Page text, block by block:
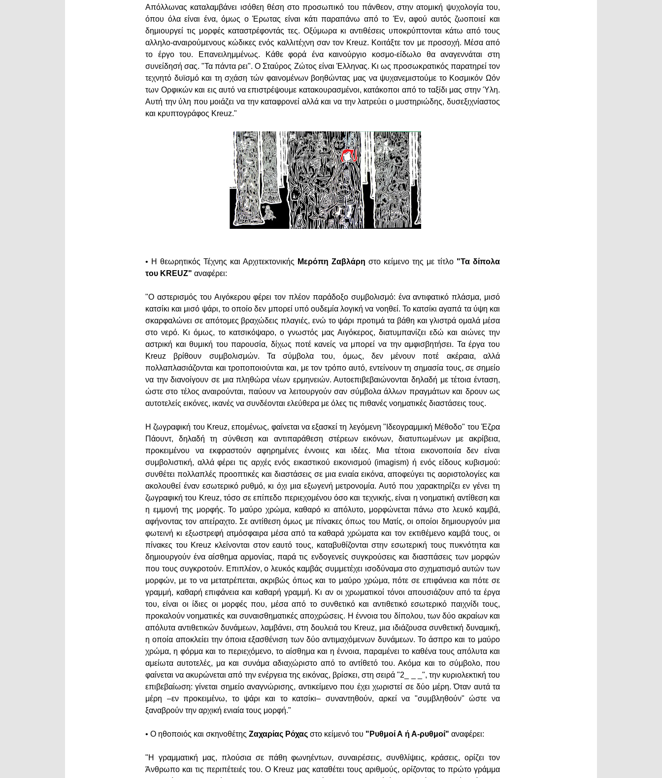
Απόλλωνας καταλαμβάνει ισόθεη θέση στο προσωπικό του πάνθεον, στην ατομική ψυχολογία του,
όπου όλα είναι ένα, όμως ο Έρωτας είναι κάτι παραπάνω από το Έν, αφού αυτός ζωοποιεί και
δημιουργεί τις μορφές καταστρέφοντάς τες. Οξύμωρα κι αντιθέσεις υποκρύπτονται κάτω από τους
αλληλο-αναιρούμενους κώδικες ενός καλλιτέχνη σαν τον Kreuz. Κοιτάξτε τον με προσοχή. Μέσα από
το έργο του. Επανειλημμένως. Κάθε φορά ένα καινούργιο κοσμο-είδωλο θα αναγεννάται στη
συνείδησή σας. "Τα πάντα ρει". Ο Σταύρος Ζώτος είναι Έλληνας. Κι ως προσωκρατικός παρατηρεί τον
τεχνητό δυϊσμό και τη σχάση τών φαινομένων βοηθώντας μας να ψυχανεμιστούμε το Κοσμικόν Ωόν
των Ορφικών και εις αυτό να επιστρέψουμε κατακουρασμένοι, κατάκοποι από το ταξίδι μας στην Ύλη.
Αυτή την ύλη που μοιάζει να την καταφρονεί αλλά και να την λατρεύει ο μυστηριώδης, δυσεξιχνίαστος
και κρυπτογράφος Kreuz."
• Η θεωρητικός Τέχνης και Αρχιτεκτονικής Μερόπη Ζαβλάρη στο κείμενο της με τίτλο "Τα δίπολα
του KREUZ" αναφέρει:
"Ο αστερισμός του Αιγόκερου φέρει τον πλέον παράδοξο συμβολισμό: ένα αντιφατικό πλάσμα, μισό
κατσίκι και μισό ψάρι, το οποίο δεν μπορεί υπό ουδεμία λογική να νοηθεί. Το κατσίκι αγαπά τα ύψη και
σκαρφαλώνει σε απότομες βραχώδεις πλαγιές, ενώ το ψάρι προτιμά τα βάθη και γλιστρά ομαλά μέσα
στο νερό. Κι όμως, το κατσικόψαρο, ο γνωστός μας Αιγόκερος, διατυμπανίζει εδώ και αιώνες την
αστρική και θυμική του παρουσία, δίχως ποτέ κανείς να μπορεί να την αμφισβητήσει. Τα έργα του
Kreuz βρίθουν συμβολισμών. Τα σύμβολα του, όμως, δεν μένουν ποτέ ακέραια, αλλά
πολλαπλασιάζονται και τροποποιούνται και, με τον τρόπο αυτό, εντείνουν τη σημασία τους, σε σημείο
να την διανοίγουν σε μια πληθώρα νέων ερμηνειών. Αυτοεπιβεβαιώνονται δηλαδή με τέτοια ένταση,
ώστε στο τέλος αναιρούνται, παύουν να λειτουργούν σαν σύμβολα άλλων πραγμάτων και δρουν ως
αυτοτελείς εικόνες, ικανές να συνδέονται ελεύθερα με όλες τις πιθανές νοηματικές διαστάσεις τους.
Η ζωγραφική του Kreuz, επομένως, φαίνεται να εξασκεί τη λεγόμενη "Ιδεογραμμική Μέθοδο" του Έζρα
Πάουντ, δηλαδή τη σύνθεση και αντιπαράθεση στέρεων εικόνων, διατυπωμένων με ακρίβεια,
προκειμένου να εκφραστούν αφηρημένες έννοιες και ιδέες. Μια τέτοια εικονοποιία δεν είναι
συμβολιστική, αλλά φέρει τις αρχές ενός εικαστικού εικονισμού (imagism) ή ενός είδους κυβισμού:
συνθέτει πολλαπλές προοπτικές και διαστάσεις σε μια ενιαία εικόνα, αποφεύγει τις αοριστολογίες και
ακολουθεί έναν εσωτερικό ρυθμό, κι όχι μια εξωγενή μετρονομία. Αυτό που χαρακτηρίζει εν γένει τη
ζωγραφική του Kreuz, τόσο σε επίπεδο περιεχομένου όσο και τεχνικής, είναι η νοηματική αντίθεση και
η εμμονή της μορφής. Το μαύρο χρώμα, καθαρό κι απόλυτο, μορφώνεται πάνω στο λευκό καμβά,
αφήνοντας τον απείραχτο. Σε αντίθεση όμως με πίνακες όπως του Ματίς, οι οποίοι δημιουργούν μια
φωτεινή κι εξωστρεφή ατμόσφαιρα μέσα από τα καθαρά χρώματα και τον εκτιθέμενο καμβά τους, οι
πίνακες του Kreuz κλείνονται στον εαυτό τους, καταβυθίζονται στην εσωτερική τους πυκνότητα και
δημιουργούν ένα αίσθημα αρμονίας, παρά τις ενδογενείς συγκρούσεις και διασπάσεις των μορφών
που τους συγκροτούν. Επιπλέον, ο λευκός καμβάς συμμετέχει ισοδύναμα στο σχηματισμό αυτών των
μορφών, με το να μετατρέπεται, ακριβώς όπως και το μαύρο χρώμα, πότε σε επιφάνεια και πότε σε
γραμμή, καθαρή επιφάνεια και καθαρή γραμμή. Κι αν οι χρωματικοί τόνοι απουσιάζουν από τα έργα
του, είναι οι ίδιες οι μορφές που, μέσα από το συνθετικό και αντιθετικό εσωτερικό παιχνίδι τους,
προκαλούν νοηματικές και συναισθηματικές αποχρώσεις. Η έννοια του δίπολου, των δύο ακραίων και
απόλυτα αντιθετικών δυνάμεων, λαμβάνει, στη δουλειά του Kreuz, μια ιδιάζουσα συνθετική δυναμική,
η οποία αποκλείει την όποια εξασθένιση των δύο αντιμαχόμενων δυνάμεων. Το άσπρο και το μαύρο
χρώμα, η φόρμα και το περιεχόμενο, το αίσθημα και η έννοια, παραμένει το καθένα τους απόλυτα και
αμείωτα αυτοτελές, μα και συνάμα αδιαχώριστο από το αντίθετό του. Ακόμα και το σύμβολο, που
φαίνεται να ακυρώνεται από την ενέργεια της εικόνας, βρίσκει, στη σειρά "2_ _ _", την κυριολεκτική του
επιβεβαίωση: γίνεται σημείο αναγνώρισης, αντικείμενο που έχει χωριστεί σε δύο μέρη. Όταν αυτά τα
μέρη –εν προκειμένω, το ψάρι και το κατσίκι– συναντηθούν, αρκεί να "συμβληθούν" ώστε να
ξαναβρούν την αρχική ενιαία τους μορφή."
• Ο ηθοποιός και σκηνοθέτης Ζαχαρίας Ρόχας στο κείμενό του "Ρυθμοί Α ή Α-ρυθμοί" αναφέρει:
"Η γραμματική μας, πλούσια σε πάθη φωνηέντων, συναιρέσεις, συνθλίψεις, κράσεις, ορίζει τον
Άνθρωπο και τις περιπέτειές του. Ο Kreuz μας καταθέτει τους αριθμούς, ορίζοντας το πρώτο γράμμα